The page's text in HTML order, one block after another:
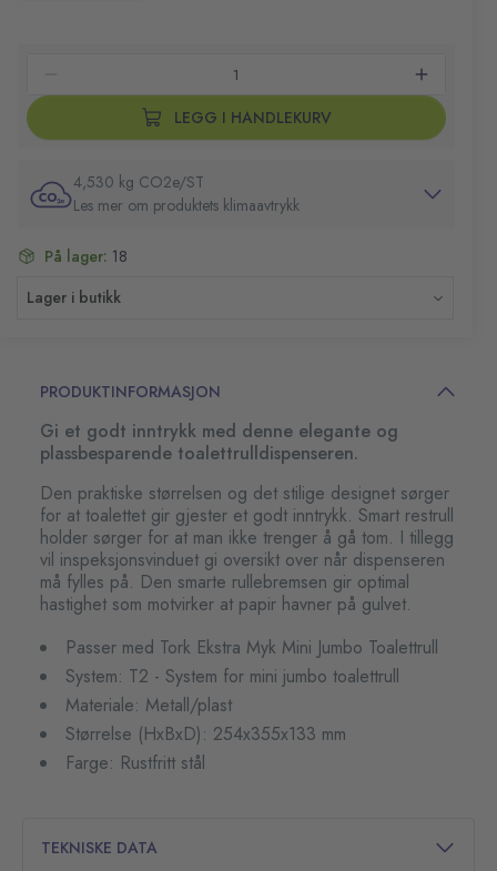
LEGG I HANDLEKURV
4,530 kg CO2e/ST
Les mer om produktets klimaavtrykk
På lager: 18
Lager i butikk
PRODUKTINFORMASJON
Gi et godt inntrykk med denne elegante og
plassbesparende toalettrulldispenseren.
Den praktiske størrelsen og det stilige designet sørger
for at toalettet gir gjester et godt inntrykk. Smart restrull
holder sørger for at man ikke trenger å gå tom. I tillegg
vil inspeksjonsvinduet gi oversikt over når dispenseren
må fylles på. Den smarte rullebremsen gir optimal
hastighet som motvirker at papir havner på gulvet.
Passer med Tork Ekstra Myk Mini Jumbo Toalettrull
System: T2 - System for mini jumbo toalettrull
Materiale: Metall/plast
Størrelse (HxBxD): 254x355x133 mm
Farge: Rustfritt stål
TEKNISKE DATA